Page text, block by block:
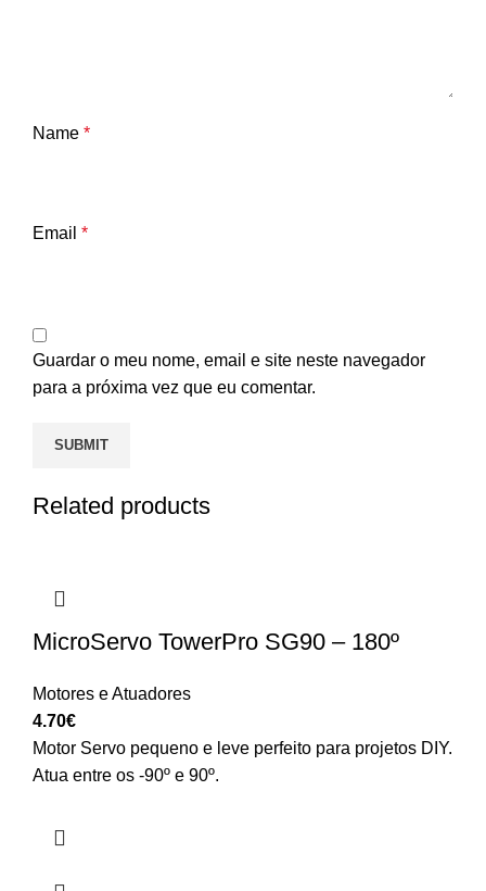
Name *
Email *
Guardar o meu nome, email e site neste navegador
para a próxima vez que eu comentar.
Related products
MicroServo TowerPro SG90 – 180º
Motores e Atuadores
4.70€
Motor Servo pequeno e leve perfeito para projetos DIY.
Atua entre os -90º e 90º.